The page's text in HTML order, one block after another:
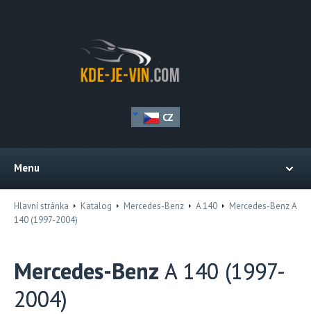
CZ
Menu
Hlavní stránka Katalog Mercedes-Benz A 140
Mercedes-Benz A
140 (1997-2004)
Mercedes-Benz A 140 (1997-
2004)